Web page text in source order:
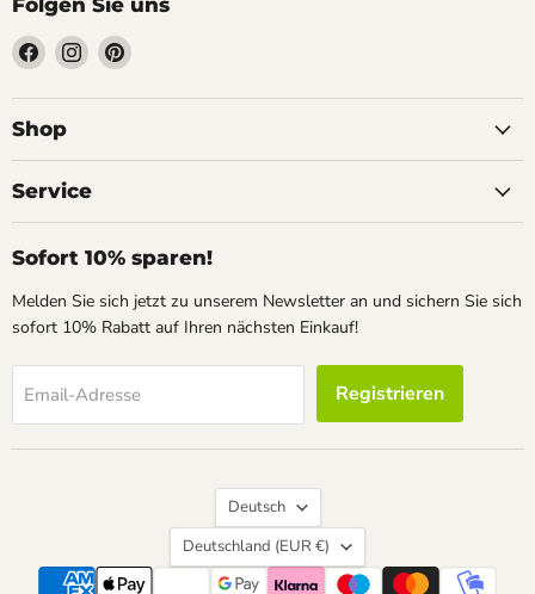
Folgen Sie uns
Finden
Sie
uns
auf
Finden
Sie
uns
Finden
uns
Shop
Service
Sofort 10% sparen!
Melden Sie sich jetzt zu unserem Newsletter an und sichern Sie sich
sofort 10% Rabatt auf Ihren nächsten Einkauf!
Email-Adresse Registrieren
Sprache
Deutsch
Land
Deutschland (EUR €)